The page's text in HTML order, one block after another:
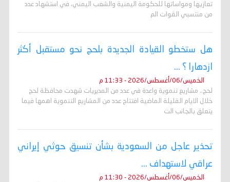
تعازيها ومواساتها للحكومة اليمنية والشعب اليمني، في استشهاد عدد
من منتسبي القوات الم
هل ستخطو القيادة الجديدة بلحج نحو مستقبل أكثر
ازدهارا ؟ ...
الخميس/06/أغسطس/2026 - 11:33 م
لحج.. مشاريع تنموية واعدة في عدد من المديريات شهدت محافظة لحج
خلال الايام القليلة الماضية افتتاح عدد من المشاريع التنموية اهمها فيما
يتعلق بالجانب الت
تحذير عاجل من السعودية بشأن تنسيق حوثي إيراني
عراقي لاستهداف ...
الخميس/06/أغسطس/2026 - 11:30 م